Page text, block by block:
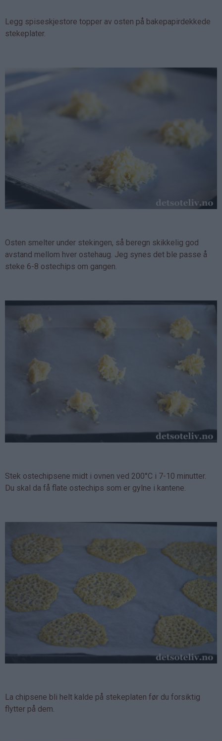
Legg spiseskjestore topper av osten på bakepapirdekkede
stekeplater.
Osten smelter under stekingen, så beregn skikkelig god
avstand mellom hver ostehaug. Jeg synes det ble passe å
steke 6-8 ostechips om gangen.
Stek ostechipsene midt i ovnen ved 200°C i 7-10 minutter.
Du skal da få flate ostechips som er gylne i kantene.
La chipsene bli helt kalde på stekeplaten før du forsiktig
flytter på dem.